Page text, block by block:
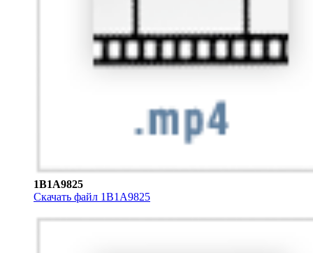
1B1A9825
Скачать файл 1B1A9825